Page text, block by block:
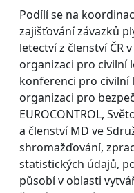
Podílí se na
zajišťování závazků
letectví z členství ČR
organizaci pro civilní
konferenci pro civilní
organizaci pro
EUROCONTROL,
a členství MD ve
shromažďování,
statistických údajů,
působí v oblasti